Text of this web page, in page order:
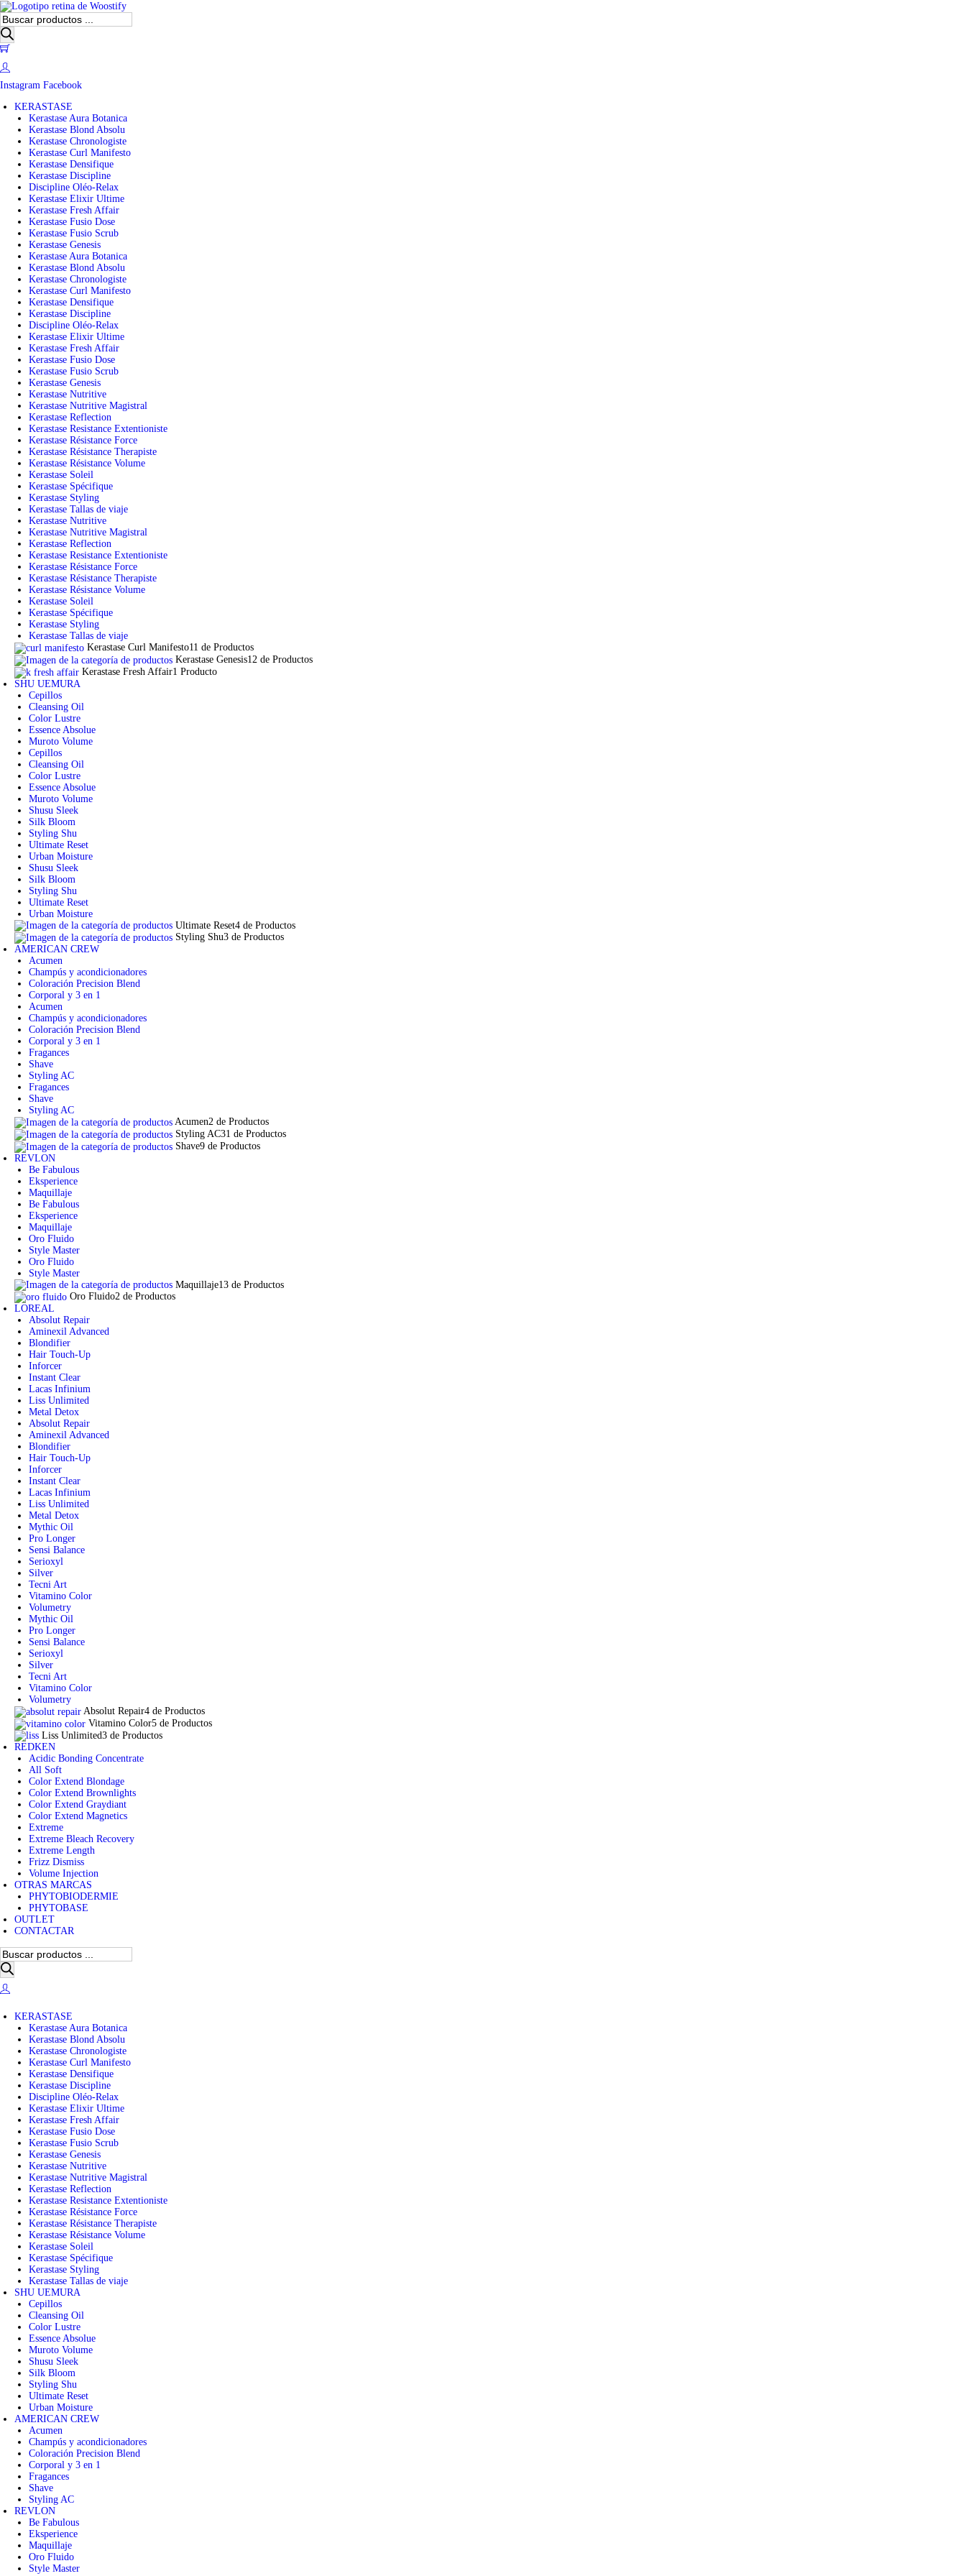
B
ú
s
q
u
e
d
d
Instagram Facebook
KERASTASE
Kerastase Aura Botanica
Kerastase Blond Absolu
Kerastase Chronologiste
Kerastase Curl Manifesto
Kerastase Densifique
Kerastase Discipline
Discipline Oléo-Relax
Kerastase Elixir Ultime
Kerastase Fresh Affair
Kerastase Fusio Dose
Kerastase Fusio Scrub
Kerastase Genesis
Kerastase Aura Botanica
Kerastase Blond Absolu
Kerastase Chronologiste
Kerastase Curl Manifesto
Kerastase Densifique
Kerastase Discipline
Discipline Oléo-Relax
Kerastase Elixir Ultime
Kerastase Fresh Affair
Kerastase Fusio Dose
Kerastase Fusio Scrub
Kerastase Genesis
Kerastase Nutritive
Kerastase Nutritive Magistral
Kerastase Reflection
Kerastase Resistance Extentioniste
Kerastase Résistance Force
Kerastase Résistance Therapiste
Kerastase Résistance Volume
Kerastase Soleil
Kerastase Spécifique
Kerastase Styling
Kerastase Tallas de viaje
Kerastase Nutritive
Kerastase Nutritive Magistral
Kerastase Reflection
Kerastase Resistance Extentioniste
Kerastase Résistance Force
Kerastase Résistance Therapiste
Kerastase Résistance Volume
Kerastase Soleil
Kerastase Spécifique
Kerastase Styling
Kerastase Tallas de viaje
Kerastase Curl Manifesto11 de Productos
Kerastase Genesis12 de Productos
Kerastase Fresh Affair1 Producto
SHU UEMURA
Cepillos
Cleansing Oil
Color Lustre
Essence Absolue
Muroto Volume
Cepillos
Cleansing Oil
Color Lustre
Essence Absolue
Muroto Volume
Shusu Sleek
Silk Bloom
Styling Shu
Ultimate Reset
Urban Moisture
Shusu Sleek
Silk Bloom
Styling Shu
Ultimate Reset
Urban Moisture
Ultimate Reset4 de Productos
Styling Shu3 de Productos
AMERICAN CREW
Acumen
Champús y acondicionadores
Coloración Precision Blend
Corporal y 3 en 1
Acumen
Champús y acondicionadores
Coloración Precision Blend
Corporal y 3 en 1
Fragances
Shave
Styling AC
Fragances
Shave
Styling AC
Acumen2 de Productos
Styling AC31 de Productos
Shave9 de Productos
REVLON
Be Fabulous
Eksperience
Maquillaje
Be Fabulous
Eksperience
Maquillaje
Oro Fluido
Style Master
Oro Fluido
Style Master
Maquillaje13 de Productos
Oro Fluido2 de Productos
LOREAL
Absolut Repair
Aminexil Advanced
Blondifier
Hair Touch-Up
Inforcer
Instant Clear
Lacas Infinium
Liss Unlimited
Metal Detox
Absolut Repair
Aminexil Advanced
Blondifier
Hair Touch-Up
Inforcer
Instant Clear
Lacas Infinium
Liss Unlimited
Metal Detox
Mythic Oil
Pro Longer
Sensi Balance
Serioxyl
Silver
Tecni Art
Vitamino Color
Volumetry
Mythic Oil
Pro Longer
Sensi Balance
Serioxyl
Silver
Tecni Art
Vitamino Color
Volumetry
Absolut Repair4 de Productos
Vitamino Color5 de Productos
Liss Unlimited3 de Productos
REDKEN
Acidic Bonding Concentrate
All Soft
Color Extend Blondage
Color Extend Brownlights
Color Extend Graydiant
Color Extend Magnetics
Extreme
Extreme Bleach Recovery
Extreme Length
Frizz Dismiss
Volume Injection
OTRAS MARCAS
PHYTOBIODERMIE
PHYTOBASE
OUTLET
CONTACTAR
B
ú
s
q
d
KERASTASE
Kerastase Aura Botanica
Kerastase Blond Absolu
Kerastase Chronologiste
Kerastase Curl Manifesto
Kerastase Densifique
Kerastase Discipline
Discipline Oléo-Relax
Kerastase Elixir Ultime
Kerastase Fresh Affair
Kerastase Fusio Dose
Kerastase Fusio Scrub
Kerastase Genesis
Kerastase Nutritive
Kerastase Nutritive Magistral
Kerastase Reflection
Kerastase Resistance Extentioniste
Kerastase Résistance Force
Kerastase Résistance Therapiste
Kerastase Résistance Volume
Kerastase Soleil
Kerastase Spécifique
Kerastase Styling
Kerastase Tallas de viaje
SHU UEMURA
Cepillos
Cleansing Oil
Color Lustre
Essence Absolue
Muroto Volume
Shusu Sleek
Silk Bloom
Styling Shu
Ultimate Reset
Urban Moisture
AMERICAN CREW
Acumen
Champús y acondicionadores
Coloración Precision Blend
Corporal y 3 en 1
Fragances
Shave
Styling AC
REVLON
Be Fabulous
Eksperience
Maquillaje
Oro Fluido
Style Master